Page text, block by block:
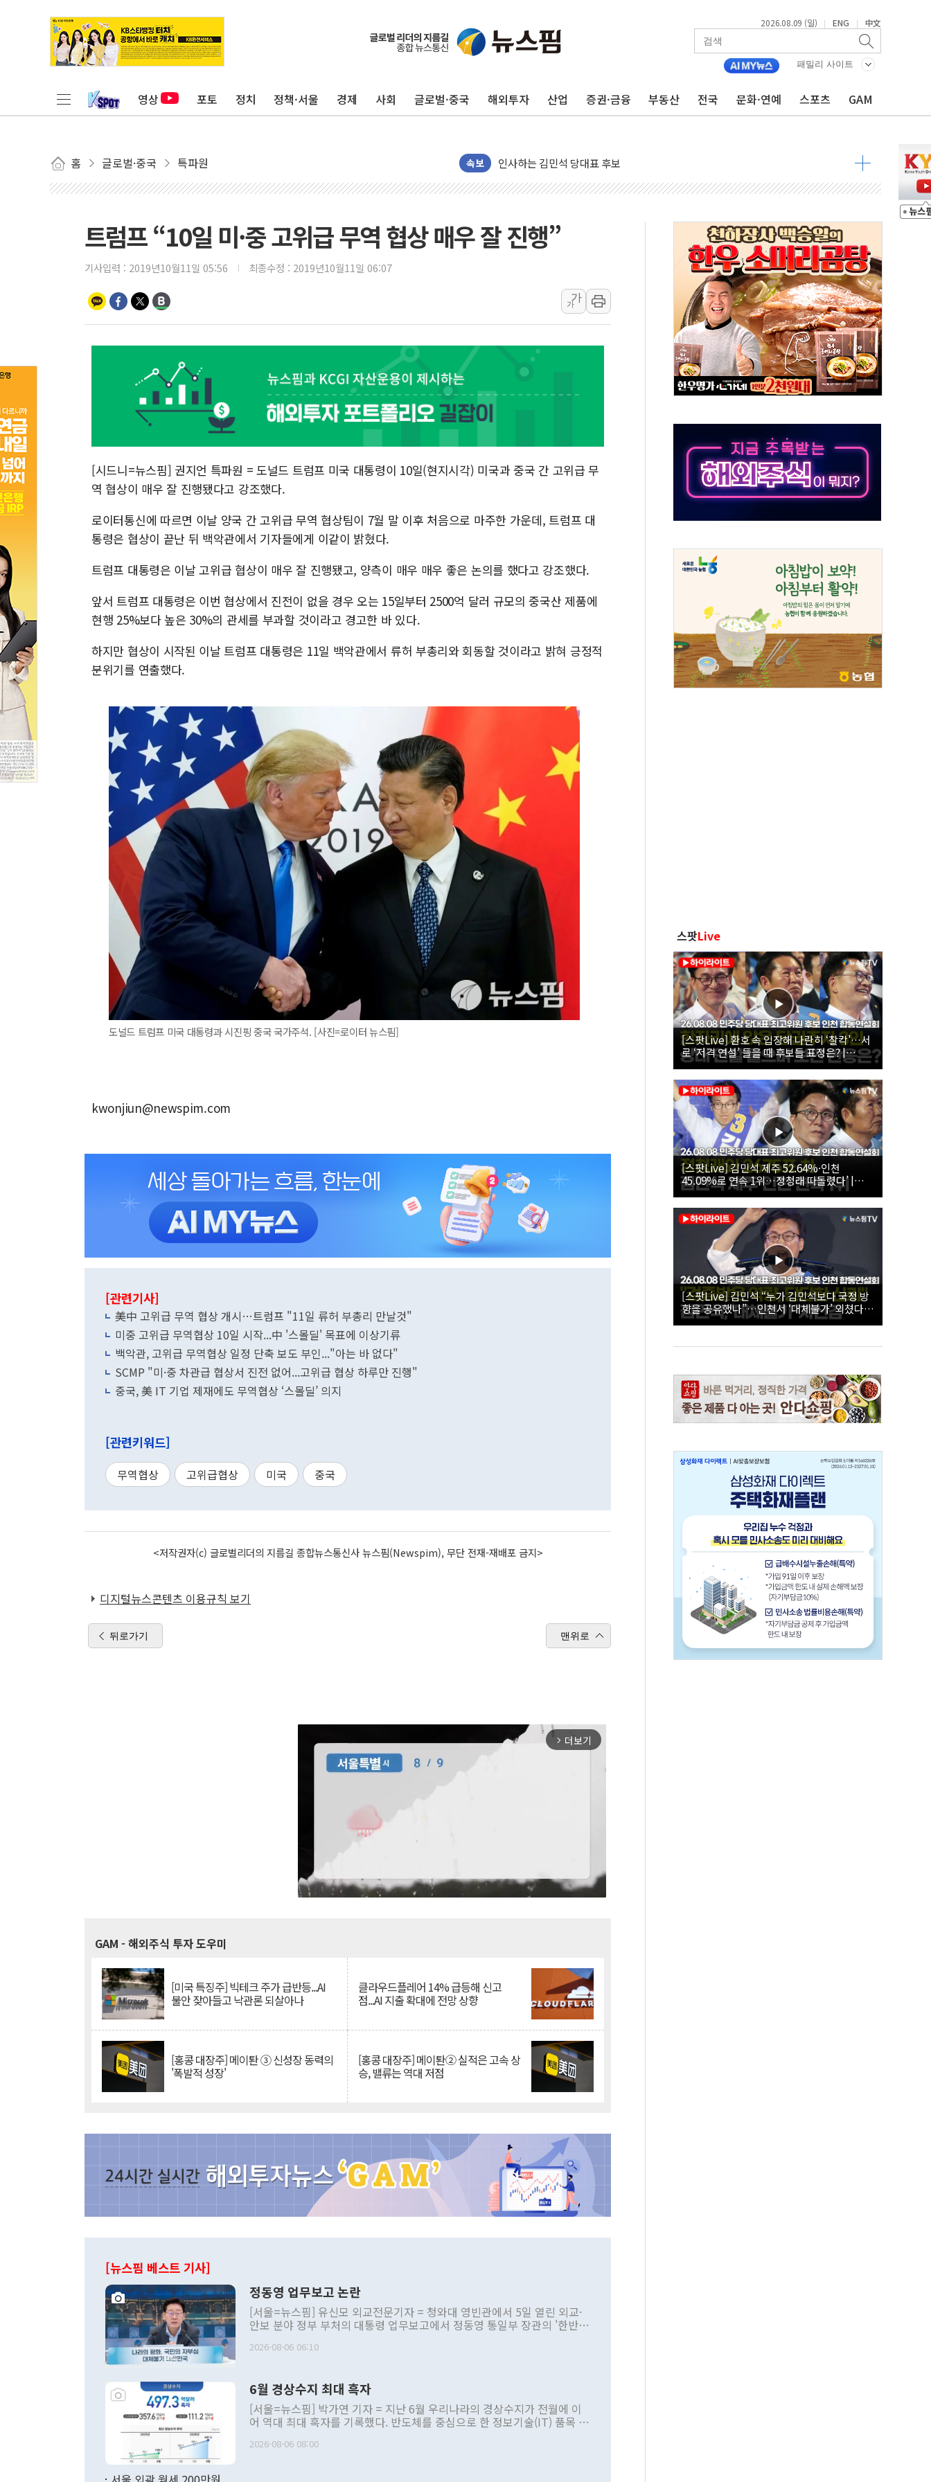
2026.08.09 (일) | ENG | 中文
패밀리 사이트
영상 포토 정치 정책·서울 경제 사회 글로벌·중국 해외투자 산업 증권·금융 부동산 전국 문화·연예 스포츠 GAM
홈 글로벌·중국 특파원 속보
포항시 재난예산 40억 긴급 투입…고수온 양식장 복구·지원 '총력'
울진·영덕 '호우특보'-포항 '산사태 주의보'...경북도, 호우 피해·통제구간 없어
인천 합동연설회 나선 송영길·정청래·김민석 당대표 후보
[속보] 민주, 제주·인천 경선 결과 발표...김민석 47.75% 정청래 42.08%
[속보] 민주, 인천 경선 결과 발표...김민석 45.09% 정청래 43.27% 송영길 11.63%
이번주 국내 주요 금융일정(8.10~8.14)
美, 이란전 출구전략 만지작…공습 한계·탄약 부족 현실화
강릉·동해·삼척 시간당 최대 50㎜ 폭우…강원 동해안 강한 비 이어져
폐기물 수거하다 참변…60대 환경미화원 수거차에 치여 사망
서울 중랑구 주택가서 흉기 난동…60대 남성 2명 숨져
李대통령 "결혼 때문에 손해 보는 일 없게"…'결혼 페널티' 22개 과제 손본다
여수 오동도 인근 해상서 모터보트 전복…1명 사망·1명 실종
추미애, '위안부' 피해자 기림의 날 참석..."국제적 시민 연대로 목소리 내야"
인천 선재도 갯벌서 해루질 중 실종 60대 나흘만에 숨진 채 발견
'화합' 꺼낸 김민석에 '뻔뻔' 받아친 정청래…제주 연설서 신경전 고조
트럼프 “10일 미·중 고위급 무역 협상 매우 잘 진행”
기사입력 : 2019년10월11일 05:56 최종수정 : 2019년10월11일 06:07
가
가
[시드니=뉴스핌] 권지언 특파원 = 도널드 트럼프 미국 대통령이 10일(현지시각) 미국과 중국 간 고위급 무
역 협상이 매우 잘 진행됐다고 강조했다.
로이터통신에 따르면 이날 양국 간 고위급 무역 협상팀이 7월 말 이후 처음으로 마주한 가운데, 트럼프 대
통령은 협상이 끝난 뒤 백악관에서 기자들에게 이같이 밝혔다.
트럼프 대통령은 이날 고위급 협상이 매우 잘 진행됐고, 양측이 매우 매우 좋은 논의를 했다고 강조했다.
앞서 트럼프 대통령은 이번 협상에서 진전이 없을 경우 오는 15일부터 2500억 달러 규모의 중국산 제품에
현행 25%보다 높은 30%의 관세를 부과할 것이라고 경고한 바 있다.
하지만 협상이 시작된 이날 트럼프 대통령은 11일 백악관에서 류허 부총리와 회동할 것이라고 밝혀 긍정적
분위기를 연출했다.
도널드 트럼프 미국 대통령과 시진핑 중국 국가주석. [사진=로이터 뉴스핌]
kwonjiun@newspim.com
[관련기사]
美中 고위급 무역 협상 개시…트럼프 "11일 류허 부총리 만날것"
미중 고위급 무역협상 10일 시작...中 '스몰딜' 목표에 이상기류
백악관, 고위급 무역협상 일정 단축 보도 부인..."아는 바 없다"
SCMP "미·중 차관급 협상서 진전 없어...고위급 협상 하루만 진행"
중국, 美 IT 기업 제재에도 무역협상 ‘스몰딜’ 의지
[관련키워드]
무역협상 고위급협상 미국 중국
<저작권자(c) 글로벌리더의 지름길 종합뉴스통신사 뉴스핌(Newspim), 무단 전재-재배포 금지>
디지털뉴스콘텐츠 이용규칙 보기
뒤로가기 맨위로
arrow_forward_ios 더보기
GAM - 해외주식 투자 도우미
[미국 특징주] 빅테크 주가 급반등...AI
불안 잦아들고 낙관론 되살아나
클라우드플레어 14% 급등해 신고
점...AI 지출 확대에 전망 상향
[홍콩 대장주] 메이퇀 ③ 신성장 동력의
'폭발적 성장'
[홍콩 대장주] 메이퇀② 실적은 고속 상
승, 밸류는 역대 저점
[뉴스핌 베스트 기사]
정동영 업무보고 논란
[서울=뉴스핌] 유신모 외교전문기자 = 청와대 영빈관에서 5일 열린 외교·
안보 분야 정부 부처의 대통령 업무보고에서 정동영 통일부 장관의 '한반도
발언 중에는 정부 내 조율을 거치지 않은 사안을 정책으로 추진하겠다고 공
주의적 희망에 근거한 비현실적 구상'이라는 비판을 내놨다. 그동안 정 장
관의 대북 정책 관련 발언이 물의를 빚은 적은 여러 번 있지만 대통령과 유
관 부처 장관이 공개적으로 부정적 입장을 표명한 것은 이례적이다. 정 장
관의 무리한 대북 접근법과 월권을 제어해야 한다는 목소리도 높아지고 있
다. [정동영 통일부 장관이 지난달 23일 오후 서울 종로구 정부서울청사에
2026-08-06 06:10
6월 경상수지 최대 흑자
[서울=뉴스핌] 박가연 기자 = 지난 6월 우리나라의 경상수지가 전월에 이
어 역대 최대 흑자를 기록했다. 반도체를 중심으로 한 정보기술(IT) 품목 수
료=한국은행] 한국은행이 6일 발표한 '2026년 6월 국제수지(잠정)'에 따르
2026-08-06 08:00
스팟Live
[스팟Live] 환호 속 입장해 나란히 ‘찰칵’…서
로 ‘저격 연설’ 들을 때 후보들 표정은? |
26.08.08 더불어민주당 당대표·최고위원 후
보 인천 합동연설회
[스팟Live] 김민석 제주 52.64%·인천
45.09%로 연속 1위…정청래 따돌렸다’ |
26.08.08 더불어민주당 당대표·최고위원 후
보 인천 합동연설회
[스팟Live] 김민석 “누가 김민석보다 국정 방
향을 공유했나”…인천서 ‘대체불가’ 외쳤다 |
26.08.08 더불어민주당 당대표·최고위원 후